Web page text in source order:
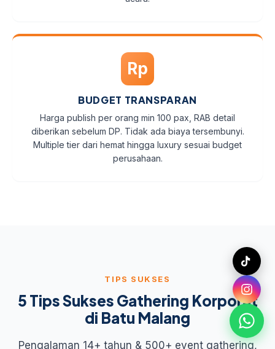
Rp
BUDGET TRANSPARAN
Harga publish per orang min 100 pax, RAB detail
diberikan sebelum DP. Tidak ada biaya tersembunyi.
Multiple tier dari hemat hingga luxury sesuai budget
perusahaan.
TIPS SUKSES
5 Tips Sukses Gathering Korporat
di Batu Malang
Pengalaman 14+ tahun & 500+ event gathering,